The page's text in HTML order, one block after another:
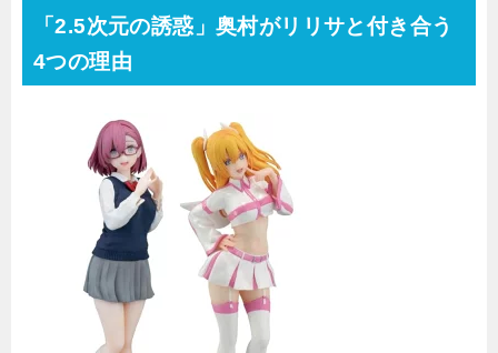
「2.5次元の誘惑」奥村がリリサと付き合う
4つの理由